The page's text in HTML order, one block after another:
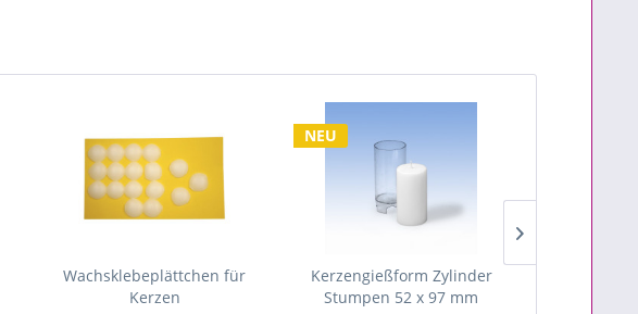
Wachsklebeplättchen für
Kerzen
NEU
Kerzengießform Zylinder
Stumpen 52 x 97 mm